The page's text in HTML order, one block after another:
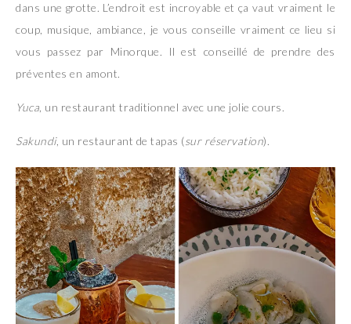
dans une grotte. L’endroit est incroyable et ça vaut vraiment le
coup, musique, ambiance, je vous conseille vraiment ce lieu si
vous passez par Minorque. Il est conseillé de prendre des
préventes en amont.
Yuca , un restaurant traditionnel avec une jolie cours.
Sakundi, un restaurant de tapas (sur réservation).